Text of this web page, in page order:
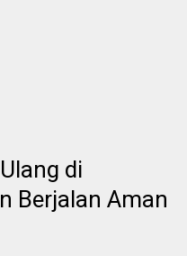
di
Berjalan Aman